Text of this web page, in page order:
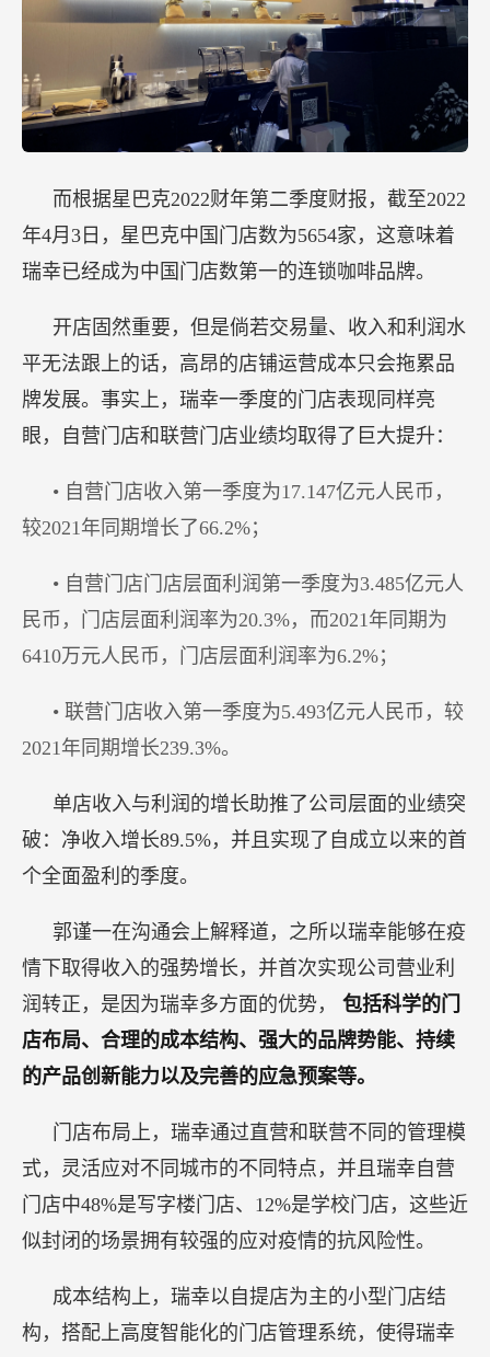
而根据星巴克2022财年第二季度财报，截至2022
年4月3日，星巴克中国门店数为5654家，这意味着
瑞幸已经成为中国门店数第一的连锁咖啡品牌。
开店固然重要，但是倘若交易量、收入和利润水
平无法跟上的话，高昂的店铺运营成本只会拖累品
牌发展。事实上，瑞幸一季度的门店表现同样亮
眼，自营门店和联营门店业绩均取得了巨大提升：
• 自营门店收入第一季度为17.147亿元人民币，
较2021年同期增长了66.2%；
• 自营门店门店层面利润第一季度为3.485亿元人
民币，门店层面利润率为20.3%，而2021年同期为
6410万元人民币，门店层面利润率为6.2%；
• 联营门店收入第一季度为5.493亿元人民币，较
2021年同期增长239.3%。
单店收入与利润的增长助推了公司层面的业绩突
破：净收入增长89.5%，并且实现了自成立以来的首
个全面盈利的季度。
郭谨一在沟通会上解释道，之所以瑞幸能够在疫
情下取得收入的强势增长，并首次实现公司营业利
润转正，是因为瑞幸多方面的优势， 包括科学的门
店布局、合理的成本结构、强大的品牌势能、持续
的产品创新能力以及完善的应急预案等。
门店布局上，瑞幸通过直营和联营不同的管理模
式，灵活应对不同城市的不同特点，并且瑞幸自营
门店中48%是写字楼门店、12%是学校门店，这些近
似封闭的场景拥有较强的应对疫情的抗风险性。
成本结构上，瑞幸以自提店为主的小型门店结
构，搭配上高度智能化的门店管理系统，使得瑞幸